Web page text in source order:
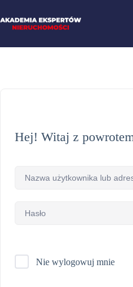
Hej! Witaj z
Nie wylogowuj mnie